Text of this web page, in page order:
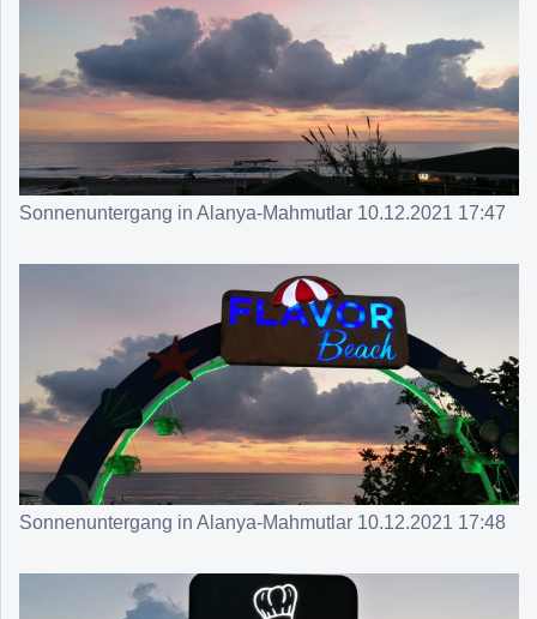
Sonnenuntergang in Alanya-Mahmutlar 10.12.2021 17:47
Sonnenuntergang in Alanya-Mahmutlar 10.12.2021 17:48